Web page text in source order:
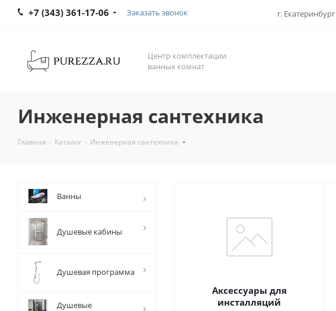
+7 (343) 361-17-06 Заказать звонок г. Екатеринбург
Центр комплектации
ванных комнат
Инженерная сантехника
Главная - Каталог - Инженерная сантехника
Аксессуары для
инсталляций
Ванны
Душевые кабины
Душевая программа
Душевые